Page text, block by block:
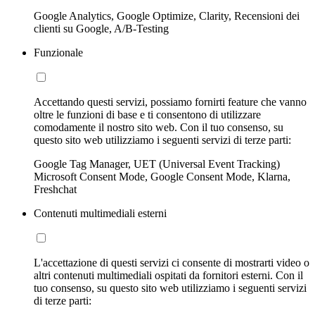
Google Analytics, Google Optimize, Clarity, Recensioni dei
clienti su Google, A/B-Testing
Funzionale
Accettando questi servizi, possiamo fornirti feature che vanno
oltre le funzioni di base e ti consentono di utilizzare
comodamente il nostro sito web. Con il tuo consenso, su
questo sito web utilizziamo i seguenti servizi di terze parti:
Google Tag Manager, UET (Universal Event Tracking)
Microsoft Consent Mode, Google Consent Mode, Klarna,
Freshchat
Contenuti multimediali esterni
L'accettazione di questi servizi ci consente di mostrarti video o
altri contenuti multimediali ospitati da fornitori esterni. Con il
tuo consenso, su questo sito web utilizziamo i seguenti servizi
di terze parti: